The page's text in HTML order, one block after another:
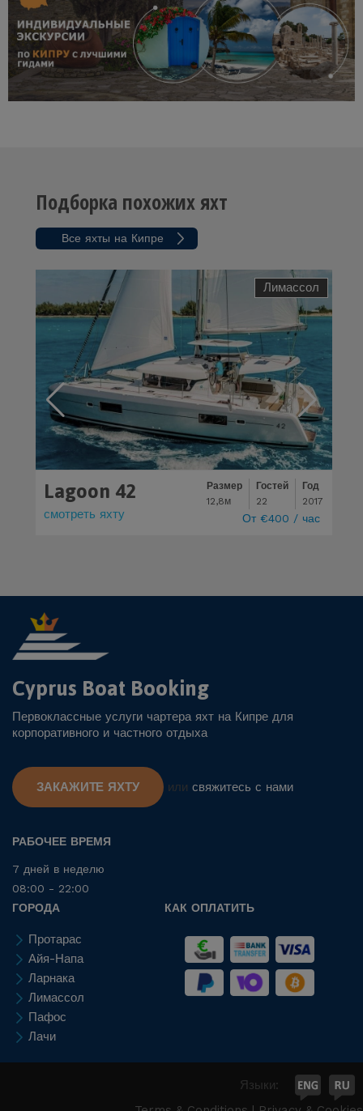
Подборка похожих яхт
Все яхты на Кипре
Лимассол
Lagoon 42
смотреть яхту
Размер
12,8м
Гостей
22
Год
2017
От €400 / час
Cyprus Boat Booking
Первоклассные услуги чартера яхт на Кипре для
корпоративного и частного отдыха
ЗАКАЖИТЕ ЯХТУ илисвяжитесь с нами
РАБОЧЕЕ ВРЕМЯ
7 дней в неделю
08:00 - 22:00
ГОРОДА
Протарас
Айя-Напа
Ларнака
Лимассол
Пафос
Лачи
КАК ОПЛАТИТЬ
Языки: